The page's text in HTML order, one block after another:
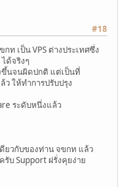
#18
ท เป็น VPS ต่างประเทศซึ่ง
ด้จริงๆ
ขึ้นจนผิดปกติ แต่เป็นที่
ให้ทำการปรับปรุง
ระดับหนึ่งแล้ว
ยวกับของท่าน จขกท แล้ว
บ Support ฝรั่งคุยง่าย